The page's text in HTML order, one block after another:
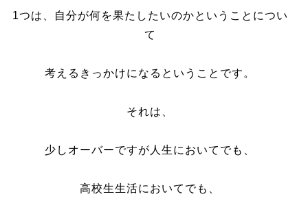
1つは、自分が何を果たしたいのかということについ
て
考えるきっかけになるということです。
それは、
少しオーバーですが人生においてでも、
高校生生活においてでも、